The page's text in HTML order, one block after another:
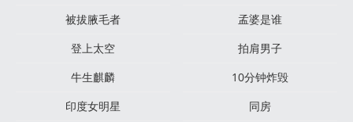
被拔腋毛者
孟婆是谁
登上太空
拍肩男子
牛生麒麟
10分钟炸毁
印度女明星
同房